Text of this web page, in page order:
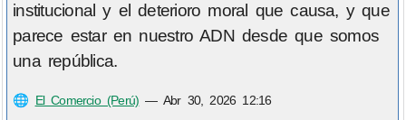
institucional y el deterioro moral que causa, y que
parece estar en nuestro ADN desde que somos
una república.
🌐 El Comercio (Perú) — Abr 30, 2026 12:16